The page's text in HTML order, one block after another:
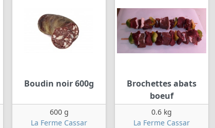
Boudin noir 600g
600 g
La Ferme Cassar
Brochettes abats
boeuf
0.6 kg
La Ferme Cassar